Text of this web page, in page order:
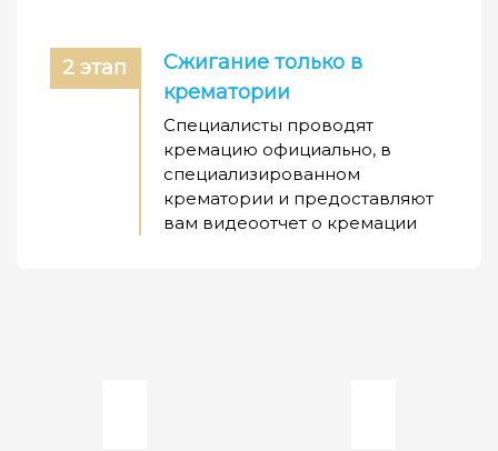
2 этап
Сжигание только в
крематории
Специалисты проводят
кремацию официально, в
специализированном
крематории и предоставляют
вам видеоотчет о кремации